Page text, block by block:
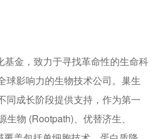
金，致力于寻找革命性的生命科
球影响力的生物技术公司。巢生
同成长阶段提供支持，作为第一
物 (Rootpath)、优替济生、